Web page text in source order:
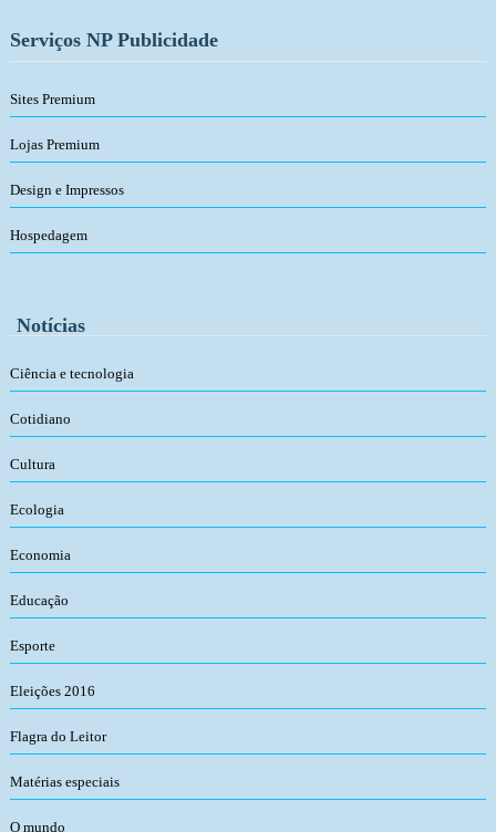
Serviços NP Publicidade
Sites Premium
Lojas Premium
Design e Impressos
Hospedagem
Notícias
Ciência e tecnologia
Cotidiano
Cultura
Ecologia
Economia
Educação
Esporte
Eleições 2016
Flagra do Leitor
Matérias especiais
O mundo